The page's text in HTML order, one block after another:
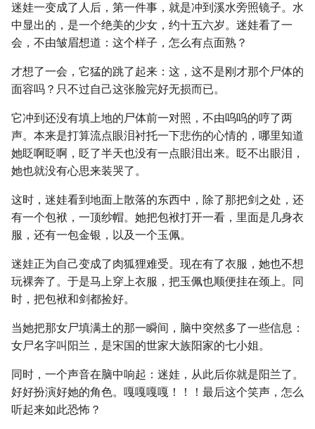
迷娃一变成了人后，第一件事，就是冲到溪水旁照镜子。水
中显出的，是一个绝美的少女，约十五六岁。迷娃看了一
会，不由皱眉想道：这个样子，怎么有点面熟？
才想了一会，它猛的跳了起来：这，这不是刚才那个尸体的
面容吗？只不过自己这张脸完好无损而已。
它冲到还没有填上地的尸体前一对照，不由呜呜的哼了两
声。本来是打算流点眼泪衬托一下悲伤的心情的，哪里知道
她眨啊眨啊，眨了半天也没有一点眼泪出来。眨不出眼泪，
她也就没有心思来装哭了。
这时，迷娃看到地面上散落的东西中，除了那把剑之处，还
有一个包袱，一顶纱帽。她把包袱打开一看，里面是几身衣
服，还有一包金银，以及一个玉佩。
迷娃正为自己变成了肉狐狸难受。现在有了衣服，她也不想
玩裸奔了。于是马上穿上衣服，把玉佩也顺便挂在颈上。同
时，把包袱和剑都捡好。
当她把那女尸填满土的那一瞬间，脑中突然多了一些信息：
女尸名字叫阳兰，是宋国的世家大族阳家的七小姐。
同时，一个声音在脑中响起：迷娃，从此后你就是阳兰了。
好好扮演好她的角色。嘎嘎嘎嘎！！！最后这个笑声，怎么
听起来如此恐怖？